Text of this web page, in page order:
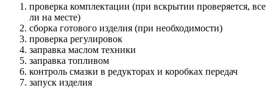
проверка комплектации (при вскрытии проверяется, все
ли на месте)
сборка готового изделия (при необходимости)
проверка регулировок
заправка маслом техники
заправка топливом
контроль смазки в редукторах и коробках передач
запуск изделия